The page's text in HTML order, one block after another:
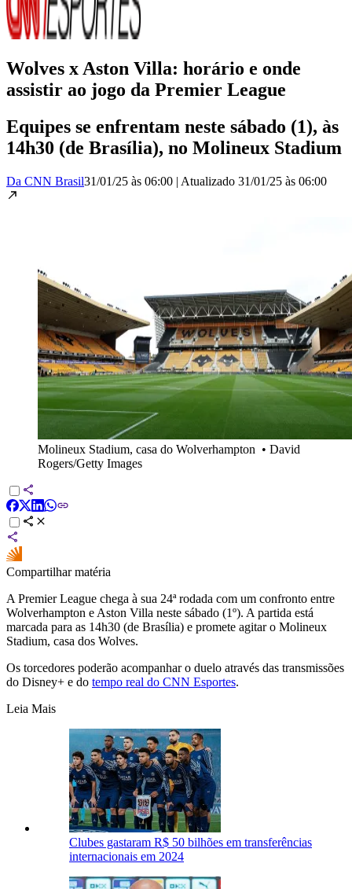
Wolves x Aston Villa: horário e onde
assistir ao jogo da Premier League
Equipes se enfrentam neste sábado (1), às
14h30 (de Brasília), no Molineux Stadium
Da CNN Brasil31/01/25 às 06:00 | Atualizado 31/01/25 às 06:00
Molineux Stadium, casa do Wolverhampton • David
Rogers/Getty Images
Compartilhar matéria
A Premier League chega à sua 24ª rodada com um confronto entre
Wolverhampton e Aston Villa neste sábado (1º). A partida está
marcada para as 14h30 (de Brasília) e promete agitar o Molineux
Stadium, casa dos Wolves.
Os torcedores poderão acompanhar o duelo através das transmissões
do Disney+ e do tempo real do CNN Esportes.
Leia Mais
Clubes gastaram R$ 50 bilhões em transferências
internacionais em 2024